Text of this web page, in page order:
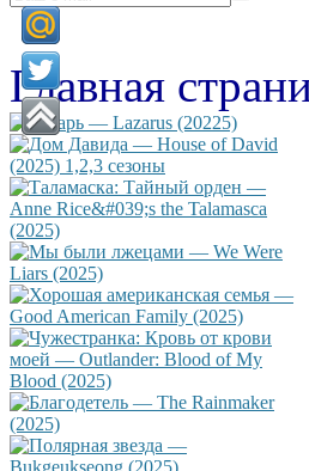
Главная